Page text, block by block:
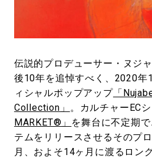
伝説的プロデューサー・ヌジ
後10年を追悼すべく、2020年
ィシャルポップアップ「
Collection」
。カルチャーEC
MARKET®」 を舞台に不定期
テムをリリースさせるそのプ
月、およそ14ヶ月に渡るロン